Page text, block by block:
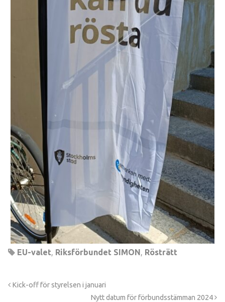
EU-valet, Riksförbundet SIMON, Rösträtt
Kick-off för styrelsen i januari
Nytt datum för förbundsstämman 2024